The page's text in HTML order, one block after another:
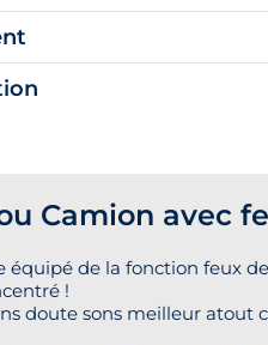
Camion avec
équipé de la fonction feux
!
doute sons meilleur